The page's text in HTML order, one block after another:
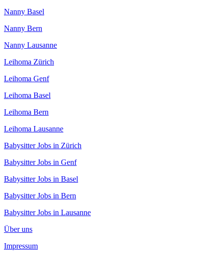
Nanny Basel
Nanny Bern
Nanny Lausanne
Leihoma Zürich
Leihoma Genf
Leihoma Basel
Leihoma Bern
Leihoma Lausanne
Babysitter Jobs in Zürich
Babysitter Jobs in Genf
Babysitter Jobs in Basel
Babysitter Jobs in Bern
Babysitter Jobs in Lausanne
Über uns
Impressum